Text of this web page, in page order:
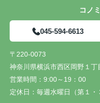
コノ
045-594-6613
〒220-0073
神奈川県横浜市西区岡野１
営業時間： 9:00～19：00
定休日： 毎週水曜日（第１・